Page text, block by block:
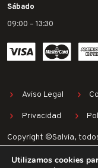
Utilizamos cookies
Sábado
09:00 – 13:30
Copyright ©Salvia,
Aviso Legal
Privacidad